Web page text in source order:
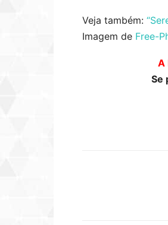
Veja também:
Imagem de Free-
A
Se